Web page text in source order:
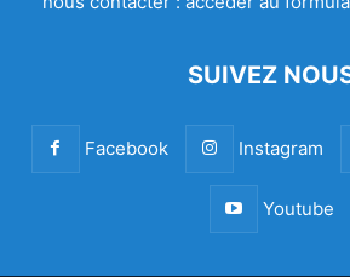
SUIVEZ
Facebook Instagram
Youtube